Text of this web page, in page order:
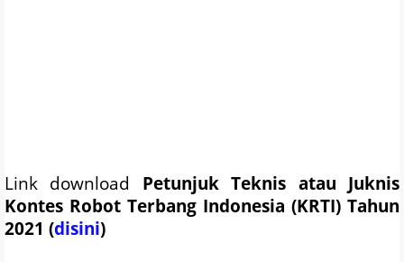
Link download Petunjuk Teknis atau Juknis
Kontes Robot Terbang Indonesia (KRTI) Tahun
2021 (disini)